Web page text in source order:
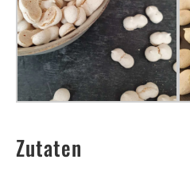
Zutaten